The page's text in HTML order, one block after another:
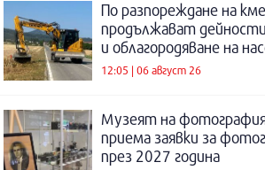
По разпореждане на
продължават
и облагородяване на
12:05 | 06 август 26
Музеят на
приема заявки за
през 2027 година